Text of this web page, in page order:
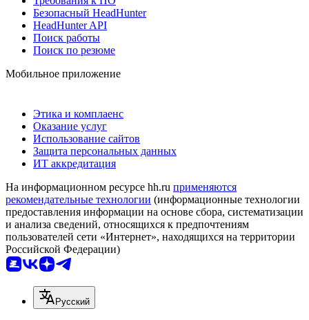
Безопасный HeadHunter
HeadHunter API
Поиск работы
Поиск по резюме
Мобильное приложение
Этика и комплаенс
Оказание услуг
Использование сайтов
Защита персональных данных
ИТ аккредитация
На информационном ресурсе hh.ru применяются
рекомендательные технологии (информационные технологии
предоставления информации на основе сбора, систематизации
и анализа сведений, относящихся к предпочтениям
пользователей сети «Интернет», находящихся на территории
Российской Федерации)
Русский